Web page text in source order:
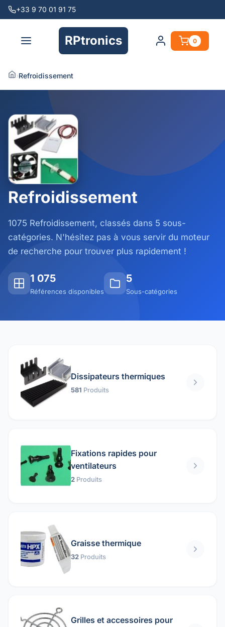
+33 9 70 01 91 75
RPtronics 0
›Refroidissement
Refroidissement
1075 Refroidissement, classés dans 5 sous-
catégories. N'hésitez pas à vous servir du moteur
de recherche pour trouver plus rapidement !
1 075
Références disponibles
5
Sous-catégories
Dissipateurs thermiques
581 Produits
Fixations rapides pour
ventilateurs
2 Produits
Graisse thermique
32 Produits
Grilles et accessoires pour